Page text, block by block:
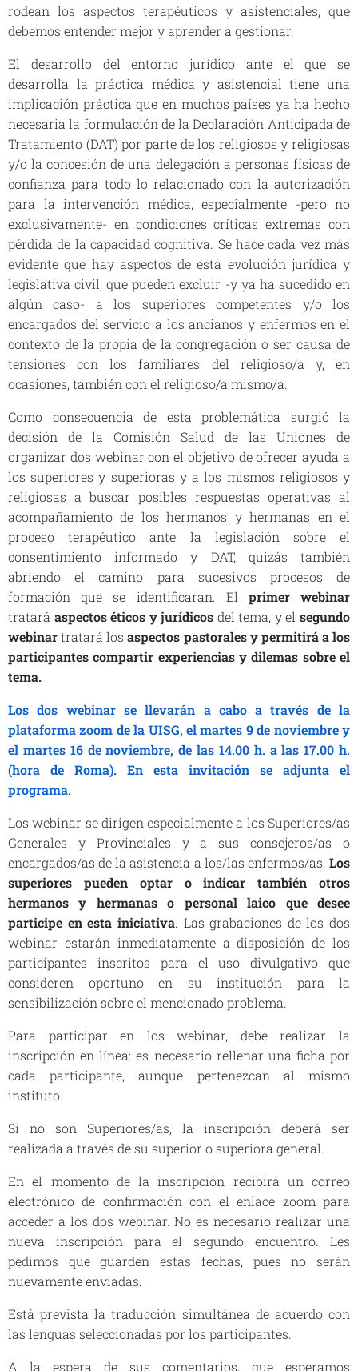
rodean los aspectos terapéuticos y asistenciales, que
debemos entender mejor y aprender a gestionar.
El desarrollo del entorno jurídico ante el que se
desarrolla la práctica médica y asistencial tiene una
implicación práctica que en muchos países ya ha hecho
necesaria la formulación de la Declaración Anticipada de
Tratamiento (DAT) por parte de los religiosos y religiosas
y/o la concesión de una delegación a personas físicas de
confianza para todo lo relacionado con la autorización
para la intervención médica, especialmente -pero no
exclusivamente- en condiciones críticas extremas con
pérdida de la capacidad cognitiva. Se hace cada vez más
evidente que hay aspectos de esta evolución jurídica y
legislativa civil, que pueden excluir -y ya ha sucedido en
algún caso- a los superiores competentes y/o los
encargados del servicio a los ancianos y enfermos en el
contexto de la propia de la congregación o ser causa de
tensiones con los familiares del religioso/a y, en
ocasiones, también con el religioso/a mismo/a.
Como consecuencia de esta problemática surgió la
decisión de la Comisión Salud de las Uniones de
organizar dos webinar con el objetivo de ofrecer ayuda a
los superiores y superioras y a los mismos religiosos y
religiosas a buscar posibles respuestas operativas al
acompañamiento de los hermanos y hermanas en el
proceso terapéutico ante la legislación sobre el
consentimiento informado y DAT, quizás también
abriendo el camino para sucesivos procesos de
formación que se identificaran. El primer webinar
tratará aspectos éticos y jurídicos del tema, y elsegundo
webinartratará losaspectos pastorales y permitirá a los
participantes compartir experiencias y dilemas sobre el
tema.
Los dos webinar se llevarán a cabo a través de la
plataforma zoom de la UISG, el martes 9 de noviembre y
el martes 16 de noviembre, de las 14.00 h. a las 17.00 h.
(hora de Roma). En esta invitación se adjunta el
programa.
Los webinar se dirigen especialmente a los Superiores/as
Generales y Provinciales y a sus consejeros/as o
encargados/as de la asistencia a los/las enfermos/as. Los
superiores pueden optar o indicar también otros
hermanos y hermanas o personal laico que desee
participe en esta iniciativa. Las grabaciones de los dos
webinar estarán inmediatamente a disposición de los
participantes inscritos para el uso divulgativo que
consideren oportuno en su institución para la
sensibilización sobre el mencionado problema.
Para participar en los webinar, debe realizar la
inscripción en línea: es necesario rellenar una ficha por
cada participante, aunque pertenezcan al mismo
instituto.
Si no son Superiores/as, la inscripción deberá ser
realizada a través de su superior o superiora general.
En el momento de la inscripción recibirá un correo
electrónico de confirmación con el enlace zoom para
acceder a los dos webinar. No es necesario realizar una
nueva inscripción para el segundo encuentro. Les
pedimos que guarden estas fechas, pues no serán
nuevamente enviadas.
Está prevista la traducción simultánea de acuerdo con
las lenguas seleccionadas por los participantes.
A la espera de sus comentarios, que esperamos